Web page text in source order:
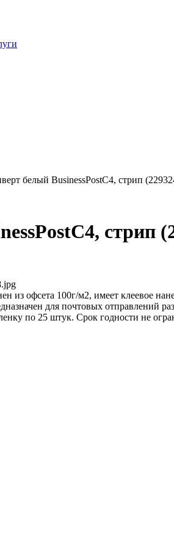
белый BusinessPostC4, стрип
стрип
из офсета 100г/м2, имеет клеевое
для почтовых отправлений
по 25 штук. Срок годности не